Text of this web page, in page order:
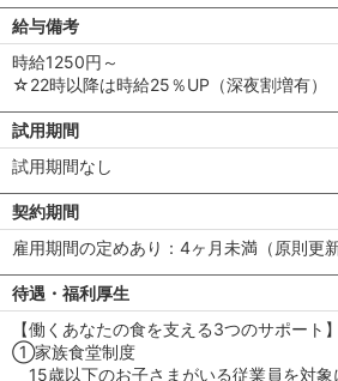
給与備考
時給1250円～
☆22時以降は時給25％UP（深夜割増有）
試用期間
試用期間なし
契約期間
雇用期間の定めあり：4ヶ月未満（原則更新
待遇・福利厚生
【働くあなたの食を支える3つのサポート】
①家族食堂制度
15歳以下のお子さまがいる従業員を対象